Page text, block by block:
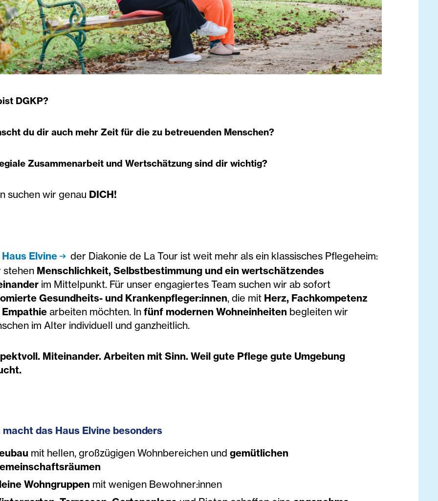
DGKP?
du dir auch mehr Zeit für die zu betreuenden Menschen?
Zusammenarbeit und Wertschätzung sind dir wichtig?
suchen wir genau DICH!
Haus Elvine
der Diakonie de La Tour ist weit mehr als ein klassisches Pflegeheim:
stehen Menschlichkeit, Selbstbestimmung und ein wertschätzendes
im Mittelpunkt. Für unser engagiertes Team suchen wir ab sofort
Gesundheits- und Krankenpfleger:innen, die mit Herz, Fachkompetenz
arbeiten möchten. In fünf modernen Wohneinheiten begleiten wir
im Alter individuell und ganzheitlich.
Miteinander. Arbeiten mit Sinn. Weil gute Pflege gute Umgebung
macht das Haus Elvine besonders
mit hellen, großzügigen Wohnbereichen und gemütlichen
Wohngruppen mit wenigen Bewohner:innen